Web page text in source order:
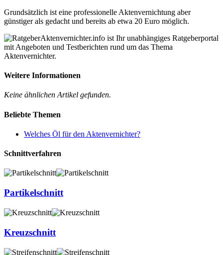
Grundsätzlich ist eine professionelle Aktenvernichtung aber
günstiger als gedacht und bereits ab etwa 20 Euro möglich.
Aktenvernichter.info ist Ihr unabhängiges Ratgeberportal
mit Angeboten und Testberichten rund um das Thema
Aktenvernichter.
Weitere Informationen
Keine ähnlichen Artikel gefunden.
Beliebte Themen
Welches Öl für den Aktenvernichter?
Schnittverfahren
Partikelschnitt
Kreuzschnitt